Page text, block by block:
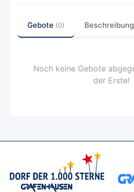
Gebote (0) Beschreibung
Noch keine Gebote
der Erste!